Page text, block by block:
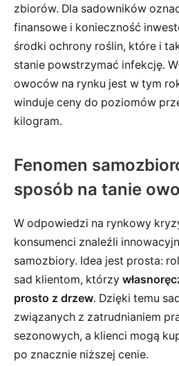
zbiorów. Dla sadowników
finansowe i konieczność
środki ochrony roślin, które i
stanie powstrzymać infekcję.
owoców na rynku jest w tym
winduje ceny do poziomów
kilogram.
Fenomen
sposób na tanie
W odpowiedzi na rynkowy
konsumenci znaleźli
samozbiory. Idea jest prosta:
sad klientom, którzy
prosto z drzew. Dzięki temu
związanych z zatrudnianiem
sezonowych, a klienci mogą
po znacznie niższej cenie.